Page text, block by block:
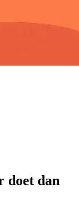
doet dan